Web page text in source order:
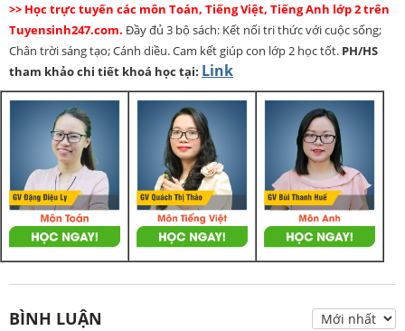
>> Học trực tuyến các môn Toán, Tiếng Việt, Tiếng Anh lớp 2 trên
Tuyensinh247.com. Đầy đủ 3 bộ sách: Kết nối tri thức với cuộc sống;
Chân trời sáng tạo; Cánh diều. Cam kết giúp con lớp 2 học tốt. PH/HS
tham khảo chi tiết khoá học tại: Link
BÌNH LUẬN